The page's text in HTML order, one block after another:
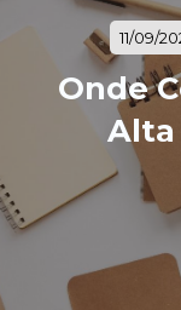
11/09/
Onde
Alta
+55